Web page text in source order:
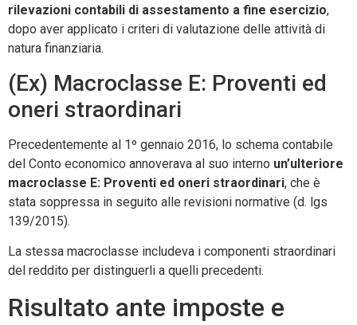
rilevazioni contabili di assestamento a fine esercizio,
dopo aver applicato i criteri di valutazione delle attività di
natura finanziaria.
(Ex) Macroclasse E: Proventi ed
oneri straordinari
Precedentemente al 1º gennaio 2016, lo schema contabile
del Conto economico annoverava al suo interno un’ulteriore
macroclasse E: Proventi ed oneri straordinari, che è
stata soppressa in seguito alle revisioni normative (d. lgs
139/2015).
La stessa macroclasse includeva i componenti straordinari
del reddito per distinguerli a quelli precedenti.
Risultato ante imposte e